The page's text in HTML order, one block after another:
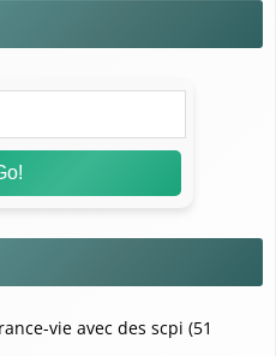
vie avec des scpi (51